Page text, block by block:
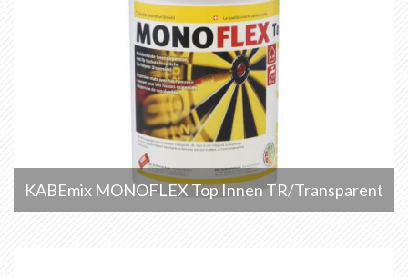
KABEmix MONOFLEX Top Innen TR/Transparent